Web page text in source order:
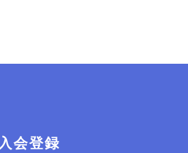
入会登録